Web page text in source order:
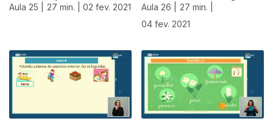
Aula 25 | 27 min. | 02 fev. 2021 Aula 26 |
27 min. |
04 fev. 2021